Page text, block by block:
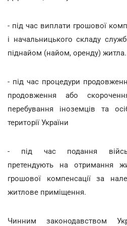
- під час виплати грошової
і начальницького складу
піднайом (найом, оренду) житла.
- під час процедури
продовження або
перебування іноземців та
території України
- під час подання
претендують на отримання
грошової компенсації за
житлове приміщення.
Чинним законодавством